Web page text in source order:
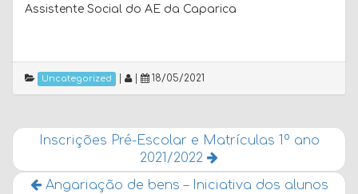
Assistente Social do AE da Caparica
Uncategorized 18/05/2021
Inscrições Pré-Escolar e Matrículas 1º ano
2021/2022
Angariação de bens – Iniciativa dos alunos